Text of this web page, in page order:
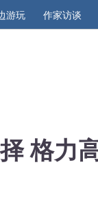
游玩 作家访谈
格力